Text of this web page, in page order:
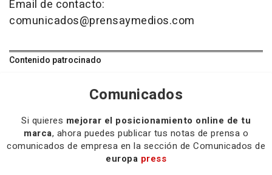
Email de contacto:
comunicados@prensaymedios.com
Contenido patrocinado
Comunicados
Si quieres mejorar el posicionamiento online de tu
marca, ahora puedes publicar tus notas de prensa o
comunicados de empresa en la sección de Comunicados de
europa press